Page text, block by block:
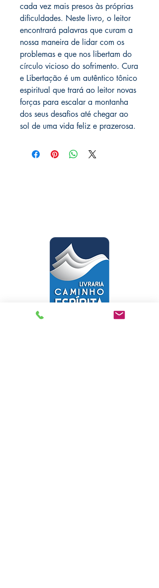
cada vez mais presos às próprias
dificuldades. Neste livro, o leitor
encontrará palavras que curam a
nossa maneira de lidar com os
problemas e que nos libertam do
círculo vicioso do sofrimento. Cura
e Libertação é um autêntico tônico
espiritual que trará ao leitor novas
forças para escalar a montanha
dos seus desafios até chegar ao
sol de uma vida feliz e prazerosa.